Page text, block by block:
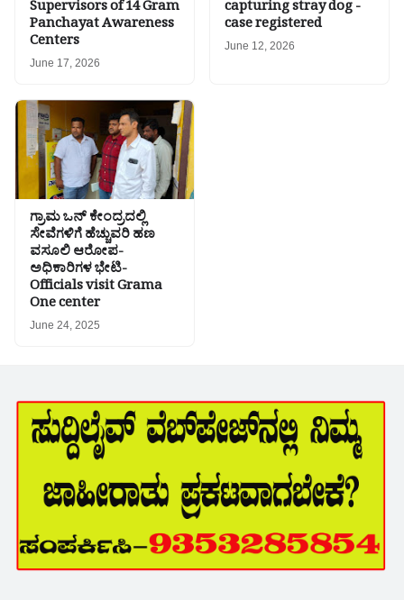
Supervisors of 14 Gram
Panchayat Awareness
Centers
June 17, 2026
capturing stray dog ​​-
case registered
June 12, 2026
ಗ್ರಾಮ ಒನ್ ಕೇಂದ್ರದಲ್ಲಿ
ಸೇವೆಗಳಿಗೆ ಹೆಚ್ಚುವರಿ ಹಣ
ವಸೂಲಿ ಆರೋಪ-
ಅಧಿಕಾರಿಗಳ ಭೇಟಿ-
Officials visit Grama
One center
June 24, 2025